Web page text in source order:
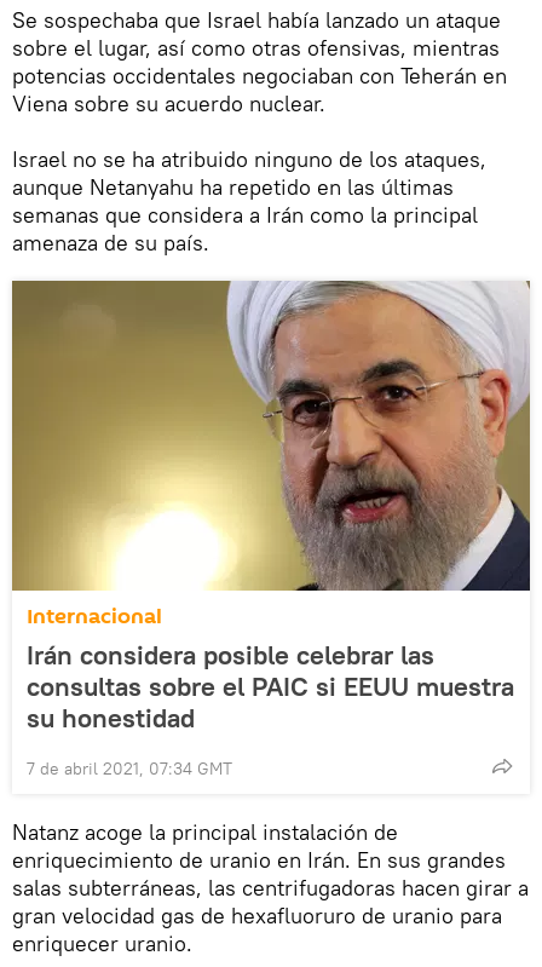
Se sospechaba que Israel había lanzado un ataque
sobre el lugar, así como otras ofensivas, mientras
potencias occidentales negociaban con Teherán en
Viena sobre su acuerdo nuclear.
Israel no se ha atribuido ninguno de los ataques,
aunque Netanyahu ha repetido en las últimas
semanas que considera a Irán como la principal
amenaza de su país.
Internacional
Irán considera posible celebrar las
consultas sobre el PAIC si EEUU muestra
su honestidad
7 de abril 2021, 07:34 GMT
Natanz acoge la principal instalación de
enriquecimiento de uranio en Irán. En sus grandes
salas subterráneas, las centrifugadoras hacen girar a
gran velocidad gas de hexafluoruro de uranio para
enriquecer uranio.